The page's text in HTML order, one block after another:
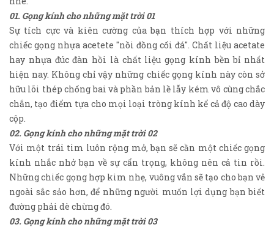
01. Gọng kính cho những mặt trời 01
Sự tích cực và kiên cường của bạn thích hợp với những
chiếc gọng nhựa acetete "nồi đồng cối đá". Chất liệu acetate
hay nhựa đúc đàn hồi là chất liệu gọng kính bền bỉ nhất
hiện nay. Không chỉ vậy những chiếc gọng kính này còn sở
hữu lõi thép chống bai và phần bản lề lẫy kém vô cùng chắc
chắn, tạo điểm tựa cho mọi loại tròng kính kể cả độ cao dày
cộp.
02. Gọng kính cho những mặt trời 02
Với một trái tim luôn rộng mở, bạn sẽ cần một chiếc gọng
kính nhắc nhở bạn về sự cẩn trọng, không nên cả tin rồi.
Những chiếc gọng hợp kim nhẹ, vuông vắn sẽ tạo cho bạn vẻ
ngoài sắc sảo hơn, để những người muốn lợi dụng bạn biết
đường phải dè chừng đó.
03. Gọng kính cho những mặt trời 03